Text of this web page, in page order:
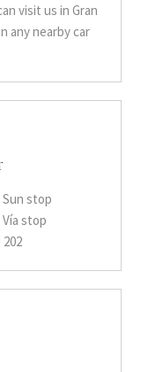
visit us in Gran
any nearby car
Sun stop
stop